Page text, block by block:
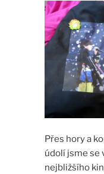
Přes hory a
údolí jsme se
nejbližšího